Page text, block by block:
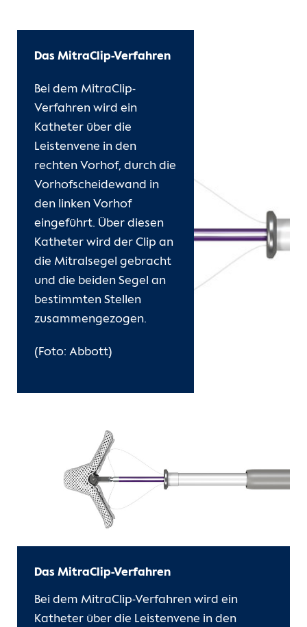
Das MitraClip-Verfahren
Bei dem MitraClip-
Verfahren wird ein
Katheter über die
Leistenvene in den
rechten Vorhof, durch die
Vorhofscheidewand in
den linken Vorhof
eingeführt. Über diesen
Katheter wird der Clip an
die Mitralsegel gebracht
und die beiden Segel an
bestimmten Stellen
zusammengezogen.
(Foto: Abbott)
Das MitraClip-Verfahren
Bei dem MitraClip-Verfahren wird ein
Katheter über die Leistenvene in den